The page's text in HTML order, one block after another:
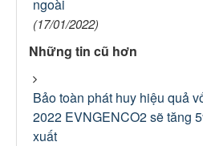
ngoài
(17/01/2022)
Những tin cũ hơn
Bảo toàn phát huy hiệu quả
2022 EVNGENCO2 sẽ tăng
xuất